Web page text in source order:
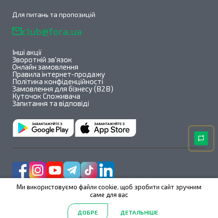
Каталог Пошук
Для питань та пропозицій
club@fora.ua
Інші акції
Зворотній зв'язок
Онлайн замовлення
Правила інтернет-продажу
Політика конфіденційності
Замовлення для бізнесу (B2B)
Куточок Споживача
Запитання та відповіді
Fora@All rights reserved 2026
2.39.123
1.1.1
Ми використовуємо файли cookie, щоб зробити сайт зручним
саме для вас
ДОБРЕ ДЕТАЛЬНІШЕ